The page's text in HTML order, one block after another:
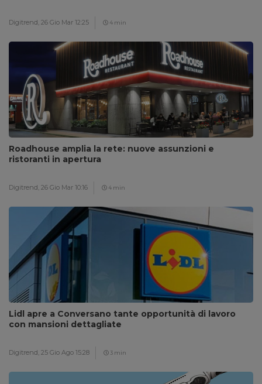
Digitrend, 26 Gio Mar 12:25 4 min
Roadhouse amplia la rete: nuove assunzioni e
ristoranti in apertura
Digitrend, 26 Gio Mar 10:16 4 min
Lidl apre a Conversano tante opportunità di lavoro
con mansioni dettagliate
Digitrend, 25 Gio Ago 15:28 3 min